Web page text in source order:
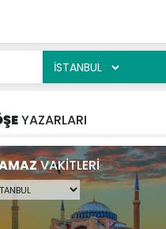
YAZARLARI
VAKİTLERİ